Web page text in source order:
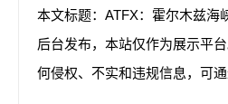
本文标题：ATFX：霍尔木兹海
后台发布，本站仅作为展示平
何侵权、不实和违规信息，可